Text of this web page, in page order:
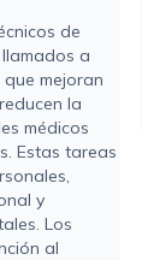
de
a
mejoran
la
médicos
Estas tareas
y
Los
al